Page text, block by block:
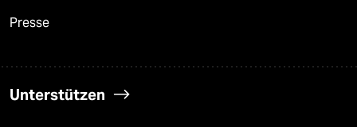
Presse
Unterstützen